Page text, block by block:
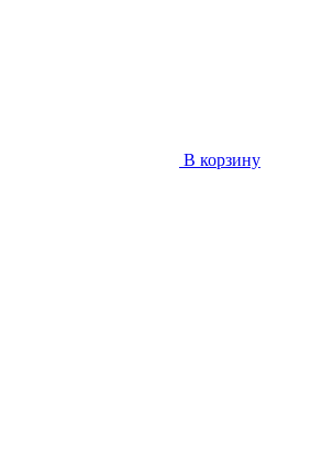
В корзину